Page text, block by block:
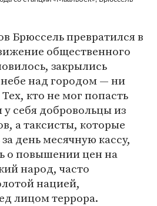
Брюссель превратился в
общественного
закрылись
над городом — ни
кто не мог попасть
себя добровольцы из
а таксисты, которые
день месячную кассу,
о повышении цен на
народ, часто
нацией,
лицом террора.